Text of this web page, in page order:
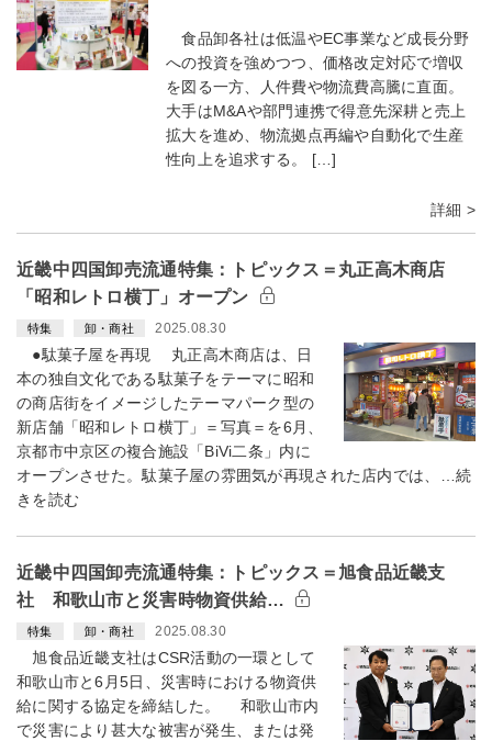
食品卸各社は低温やEC事業など成長分野
への投資を強めつつ、価格改定対応で増収
を図る一方、人件費や物流費高騰に直面。
大手はM&Aや部門連携で得意先深耕と売上
拡大を進め、物流拠点再編や自動化で生産
性向上を追求する。 […]
詳細 >
近畿中四国卸売流通特集：トピックス＝丸正高木商店
「昭和レトロ横丁」オープン
特集 卸・商社 2025.08.30
●駄菓子屋を再現 丸正高木商店は、日
本の独自文化である駄菓子をテーマに昭和
の商店街をイメージしたテーマパーク型の
新店舗「昭和レトロ横丁」＝写真＝を6月、
京都市中京区の複合施設「BiVi二条」内に
オープンさせた。駄菓子屋の雰囲気が再現された店内では、…続
きを読む
近畿中四国卸売流通特集：トピックス＝旭食品近畿支
社 和歌山市と災害時物資供給…
特集 卸・商社 2025.08.30
旭食品近畿支社はCSR活動の一環として
和歌山市と6月5日、災害時における物資供
給に関する協定を締結した。 和歌山市内
で災害により甚大な被害が発生、または発